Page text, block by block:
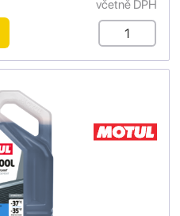
včetně DPH